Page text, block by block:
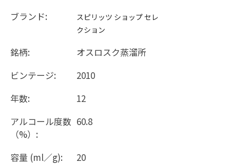
ブランド:
スピリッツ ショップ セレ
クション
銘柄:
オスロスク蒸溜所
ビンテージ:
2010
年数:
12
アルコール度数
（%）:
60.8
容量 (ml／g): 20